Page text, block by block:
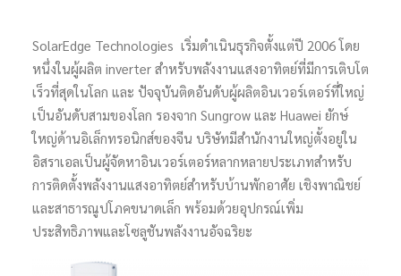
Search
SolarEdge Technologies เริ่มดำเนินธุรกิจตั้งแต่ปี 2006 โดย
หนึ่งในผู้ผลิต inverter สำหรับพลังงานแสงอาทิตย์ที่มีการเติบโต
เร็วที่สุดในโลก และ ปัจจุบันติดอันดับผู้ผลิตอินเวอร์เตอร์ที่ใหญ่
เป็นอันดับสามของโลก รองจาก Sungrow และ Huawei ยักษ์
ใหญ่ด้านอิเล็กทรอนิกส์ของจีน บริษัทมีสำนักงานใหญ่ตั้งอยู่ใน
อิสราเอลเป็นผู้จัดหาอินเวอร์เตอร์หลากหลายประเภทสำหรับ
การติดตั้งพลังงานแสงอาทิตย์สำหรับบ้านพักอาศัย เชิงพาณิชย์
และสาธารณูปโภคขนาดเล็ก พร้อมด้วยอุปกรณ์เพิ่ม
ประสิทธิภาพและโซลูชันพลังงานอัจฉริยะ